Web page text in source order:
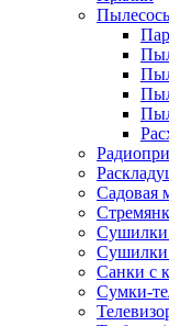
Садовая
Сушилки
Сушилки
Санки с
Сумки-